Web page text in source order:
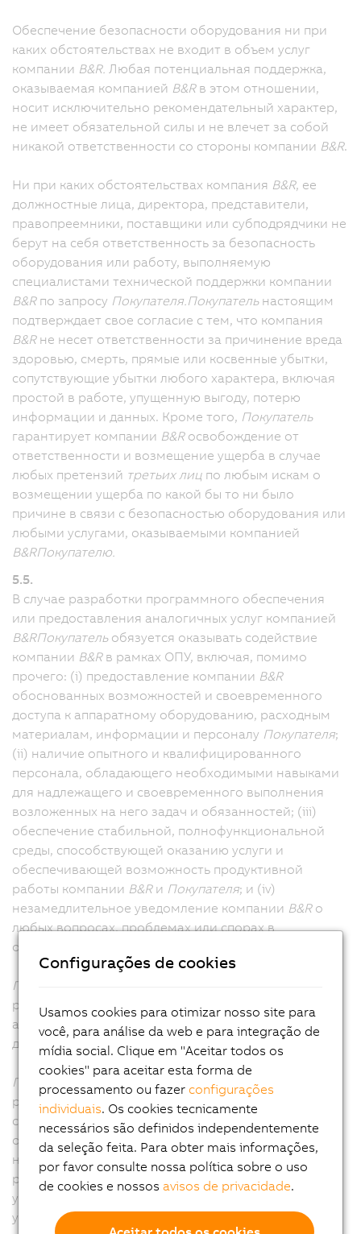
Обеспечение безопасности оборудования ни при
каких обстоятельствах не входит в объем услуг
компании B&R. Любая потенциальная поддержка,
оказываемая компанией B&Rв этом отношении,
носит исключительно рекомендательный характер,
не имеет обязательной силы и не влечет за собой
никакой ответственности со стороны компании B&R.
Ни при каких обстоятельствах компания B&R, ее
должностные лица, директора, представители,
правопреемники, поставщики или субподрядчики не
берут на себя ответственность за безопасность
оборудования или работу, выполняемую
специалистами технической поддержки компании
B&Rпо запросу Покупателя. Покупательнастоящим
подтверждает свое согласие с тем, что компания
B&Rне несет ответственности за причинение вреда
здоровью, смерть, прямые или косвенные убытки,
сопутствующие убытки любого характера, включая
простой в работе, упущенную выгоду, потерю
информации и данных. Кроме того, Покупатель
гарантирует компании B&Rосвобождение от
ответственности и возмещение ущерба в случае
любых претензий третьих лиц по любым искам о
возмещении ущерба по какой бы то ни было
причине в связи с безопасностью оборудования или
любыми услугами, оказываемыми компанией
B&RПокупателю.
5.5.
В случае разработки программного обеспечения
или предоставления аналогичных услуг компанией
B&RПокупательобязуется оказывать содействие
компании B&Rв рамках ОПУ, включая, помимо
прочего: (i) предоставление компании B&R
обоснованных возможностей и своевременного
доступа к аппаратному оборудованию, расходным
материалам, информации и персоналу Покупателя;
(ii) наличие опытного и квалифицированного
персонала, обладающего необходимыми навыками
для надлежащего и своевременного выполнения
возложенных на него задач и обязанностей; (iii)
обеспечение стабильной, полнофункциональной
среды, способствующей оказанию услуги и
обеспечивающей возможность продуктивной
работы компании B&Rи Покупателя; и (iv)
незамедлительное уведомление компании B&Rо
любых вопросах, проблемах или спорах в
отношении услуг.
Покупатель
результативность деятельности своего персонала и
агентов, а также за качество работ, выполняемых
для компании B&Rв ходе оказания услуг.
Покупатель
подтверждает свое согласие с тем, что
результаты работы компании
B&R зависят от
своевременного и эффективного выполнения
обязательств
Покупателя в соответствии
настоящими ОПУ, а также от своевременных
решений и одобрений
Покупателя
в связи с
услугами. Компания
имеет право действовать с
учетом всех решений и согласованийПокупателя.
Configurações de cookies
Usamos cookies para otimizar nosso site para
você, para análise da web e para integração de
mídia social. Clique em "Aceitar todos os
cookies" para aceitar esta forma de
processamento ou fazerconfigurações
individuais. Os cookies tecnicamente
necessários são definidos independentemente
da seleção feita. Para obter mais informações,
por favor consulte nossa política sobre o uso
de cookies e nossosavisos de privacidade.